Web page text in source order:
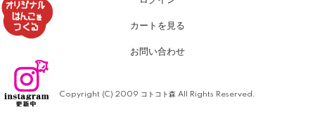
カートを見る
お問い合わせ
Copyright (C) 2009 コトコト森 All Rights Reserved.